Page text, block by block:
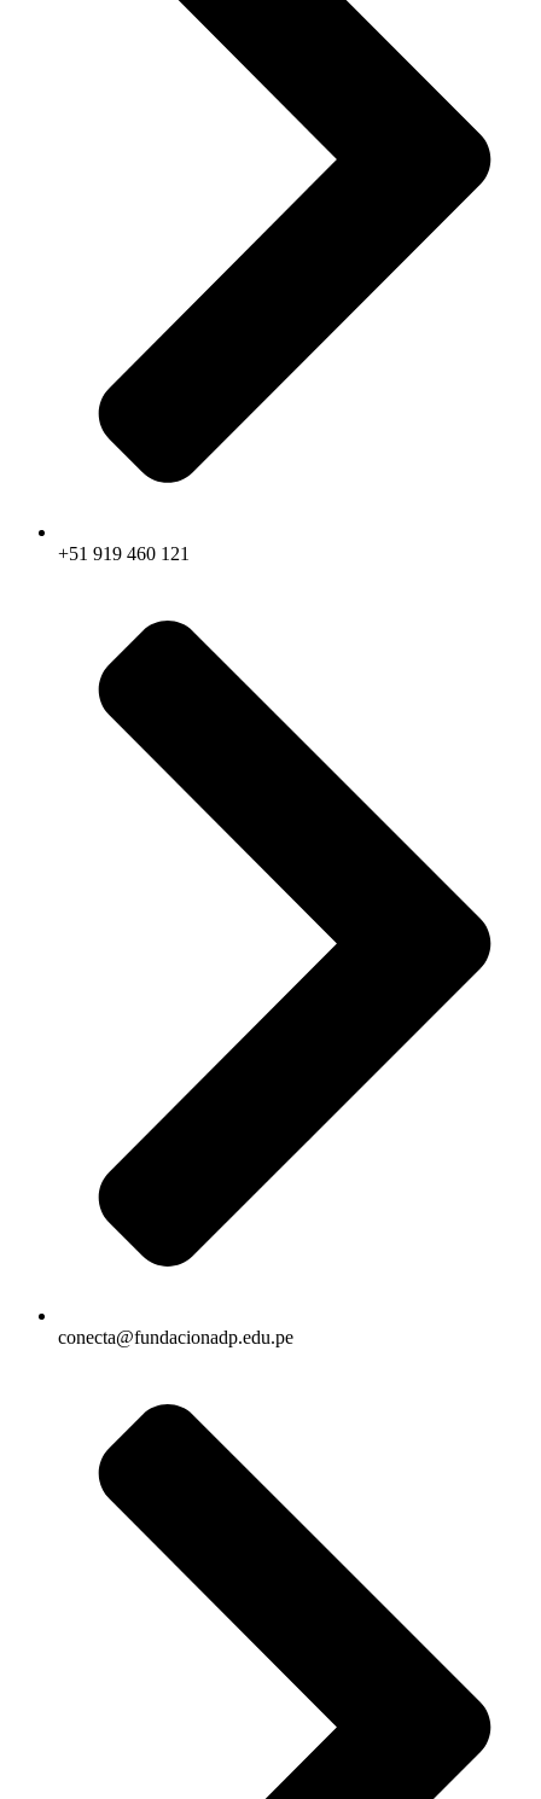
+51 919 460 121
conecta@fundacionadp.edu.pe